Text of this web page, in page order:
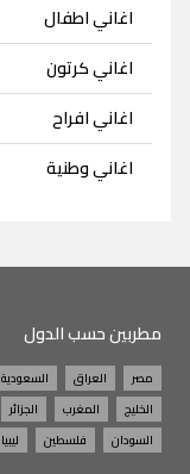
اغاني اطفال
اغاني كرتون
اغاني افراح
اغاني وطنية
مطربين حسب الدول
مصر العراق السعودية
الخليج
المغرب الجزائر
السودان
فلسطين ليبيا